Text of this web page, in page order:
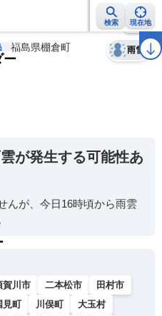
検索 現在地
警報・注意報 2週間天気 ラ
福島県棚倉町
ー
雨雪
天気 台風
が発生する可能性あ
んが、今日16時頃から雨雲
賀川市 二本松市
田村市
見町 川俣町
大玉村